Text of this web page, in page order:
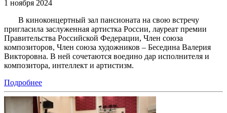
1 ноября 2024
В киноконцертный зал пансионата на свою встречу
пригласила заслуженная артистка России, лауреат премии
Правительства Российской Федерации, Член союза
композиторов, Член союза художников – Беседина Валерия
Викторовна. В ней сочетаются воедино дар исполнителя и
композитора, интеллект и артистизм.
Подробнее